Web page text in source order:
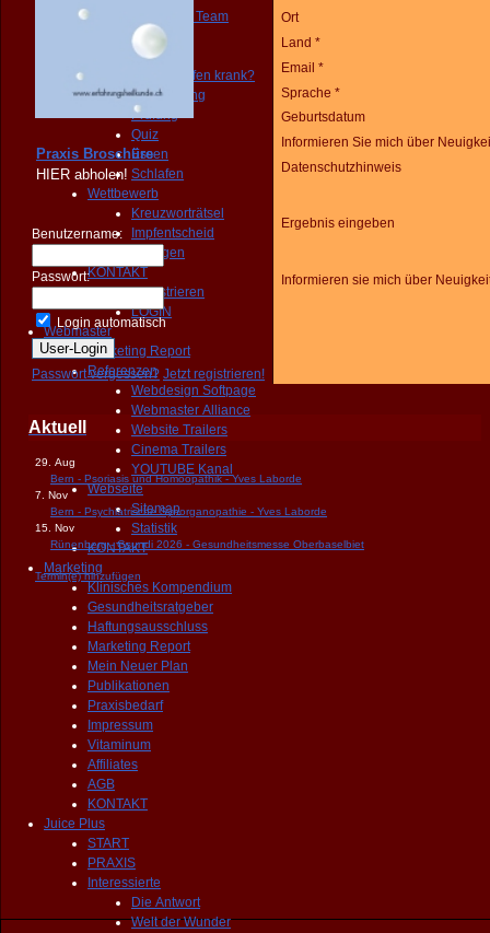
Juice Plus Team
Forum
Umfragen
Macht Impfen krank?
Abstimmung
Prüfung
Quiz
Essen
Schlafen
Wettbewerb
Kreuzworträtsel
Impfentscheid
Veranstaltungen
KONTAKT
Registrieren
LOGIN
Webmaster
Marketing Report
Referenzen
Webdesign Softpage
Webmaster Alliance
Website Trailers
Cinema Trailers
YOUTUBE Kanal
Webseite
Sitemap
Statistik
KONTAKT
Marketing
Klinisches Kompendium
Gesundheitsratgeber
Haftungsausschluss
Marketing Report
Mein Neuer Plan
Publikationen
Praxisbedarf
Impressum
Vitaminum
Affiliates
AGB
KONTAKT
Juice Plus
START
PRAXIS
Interessierte
Die Antwort
Welt der Wunder
Praxis Broschüre
HIER abholen!
Benutzername:
Passwort:
Login automatisch
Passwort vergessen? Jetzt registrieren!
Ort
Land *
Email *
Sprache *
Geburtsdatum
Informieren Sie mich über
Datenschutzhinweis
Ergebnis eingeben
Informieren sie mich über
Aktuell
29. Aug
Bern - Psoriasis und Homöopathik - Yves Laborde
7. Nov
Bern - Psychiatrische Synorganopathie - Yves Laborde
15. Nov
Rünenberg - Gsundi 2026 - Gesundheitsmesse Oberbaselbiet
Termin(e) hinzufügen